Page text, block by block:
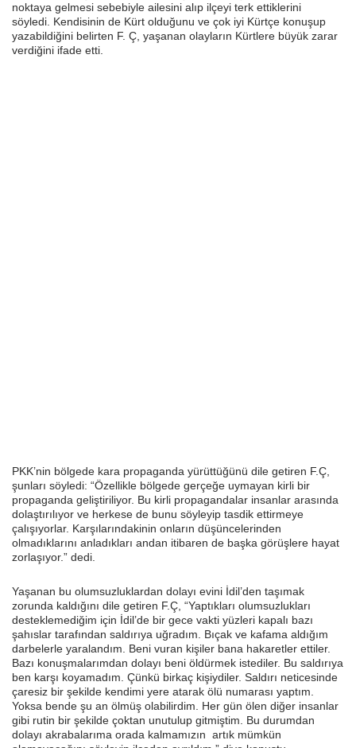
noktaya gelmesi sebebiyle ailesini alıp ilçeyi terk ettiklerini
söyledi. Kendisinin de Kürt olduğunu ve çok iyi Kürtçe konuşup
yazabildiğini belirten F. Ç, yaşanan olayların Kürtlere büyük zarar
verdiğini ifade etti.
PKK’nin bölgede kara propaganda yürüttüğünü dile getiren F.Ç,
şunları söyledi: “Özellikle bölgede gerçeğe uymayan kirli bir
propaganda geliştiriliyor. Bu kirli propagandalar insanlar arasında
dolaştırılıyor ve herkese de bunu söyleyip tasdik ettirmeye
çalışıyorlar. Karşılarındakinin onların düşüncelerinden
olmadıklarını anladıkları andan itibaren de başka görüşlere hayat
zorlaşıyor.” dedi.
Yaşanan bu olumsuzluklardan dolayı evini İdil’den taşımak
zorunda kaldığını dile getiren F.Ç, “Yaptıkları olumsuzlukları
desteklemediğim için İdil’de bir gece vakti yüzleri kapalı bazı
şahıslar tarafından saldırıya uğradım. Bıçak ve kafama aldığım
darbelerle yaralandım. Beni vuran kişiler bana hakaretler ettiler.
Bazı konuşmalarımdan dolayı beni öldürmek istediler. Bu saldırıya
ben karşı koyamadım. Çünkü birkaç kişiydiler. Saldırı neticesinde
çaresiz bir şekilde kendimi yere atarak ölü numarası yaptım.
Yoksa bende şu an ölmüş olabilirdim. Her gün ölen diğer insanlar
gibi rutin bir şekilde çoktan unutulup gitmiştim. Bu durumdan
dolayı akrabalarıma orada kalmamızın artık mümkün